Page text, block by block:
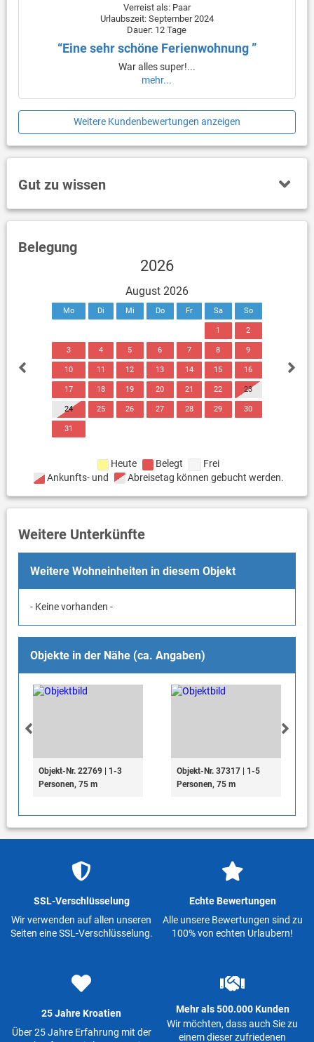
Verreist als: Paar
Urlaubszeit: September 2024
Dauer: 12 Tage
“Eine sehr schöne Ferienwohnung ”
War alles super!...
mehr...
Weitere Kundenbewertungen anzeigen
Gut zu wissen
Belegung
2026
August 2026
Mo Di Mi Do Fr Sa So
1 2
3 4 5 6 7 8 9
10 11 12 13 14 15 16
17 18 19 20 21 22 23
24 25 26 27 28 29 30
31
Heute Belegt
Frei
Ankunfts- und
Abreisetag können gebucht werden.
Weitere Unterkünfte
Weitere Wohneinheiten in diesem Objekt
- Keine vorhanden -
Objekte in der Nähe (ca. Angaben)
Objekt-Nr. 22769 | 1-3
Personen, 75 m
Objekt-Nr. 37317 | 1-5
Personen, 75 m
SSL-Verschlüsselung
Wir verwenden auf allen unseren
Seiten eine SSL-Verschlüsselung.
Echte Bewertungen
Alle unsere Bewertungen sind zu
100% von echten Urlaubern!
25 Jahre Kroatien
Über 25 Jahre Erfahrung mit der
Mehr als 500.000 Kunden
Wir möchten, dass auch Sie zu
einem dieser zufriedenen